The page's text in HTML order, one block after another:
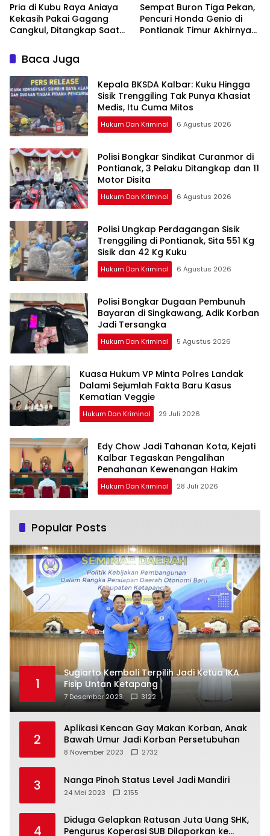
Pria di Kubu Raya Aniaya
Kekasih Pakai Gagang
Cangkul, Ditangkap Saat
Sempat Buron Tiga Pekan,
Pencuri Honda Genio di
Pontianak Timur Akhirnya
Baca Juga
Kepala BKSDA Kalbar: Kuku Hingga
Sisik Trenggiling Tak Punya Khasiat
Medis, Itu Cuma Mitos
Hukum Dan Kriminal 6 Agustus 2026
Polisi Bongkar Sindikat Curanmor di
Pontianak, 3 Pelaku Ditangkap dan 11
Motor Disita
Hukum Dan Kriminal 6 Agustus 2026
Polisi Ungkap Perdagangan Sisik
Trenggiling di Pontianak, Sita 551 Kg
Sisik dan 42 Kg Kuku
Hukum Dan Kriminal 6 Agustus 2026
Polisi Bongkar Dugaan Pembunuh
Bayaran di Singkawang, Adik Korban
Jadi Tersangka
Hukum Dan Kriminal 5 Agustus 2026
Kuasa Hukum VP Minta Polres Landak
Dalami Sejumlah Fakta Baru Kasus
Kematian Veggie
Hukum Dan Kriminal 29 Juli 2026
Edy Chow Jadi Tahanan Kota, Kejati
Kalbar Tegaskan Pengalihan
Penahanan Kewenangan Hakim
Hukum Dan Kriminal 28 Juli 2026
Popular Posts
1
Sugiarto Kembali Terpilih Jadi Ketua IKA
Fisip Untan Ketapang
7 Desember 2023 3122
2
Aplikasi Kencan Gay Makan Korban, Anak
Bawah Umur Jadi Korban Persetubuhan
8 November 2023 2732
3 Nanga Pinoh Status Level Jadi Mandiri
24 Mei 2023 2155
4
Diduga Gelapkan Ratusan Juta Uang SHK,
Pengurus Koperasi SUB Dilaporkan ke